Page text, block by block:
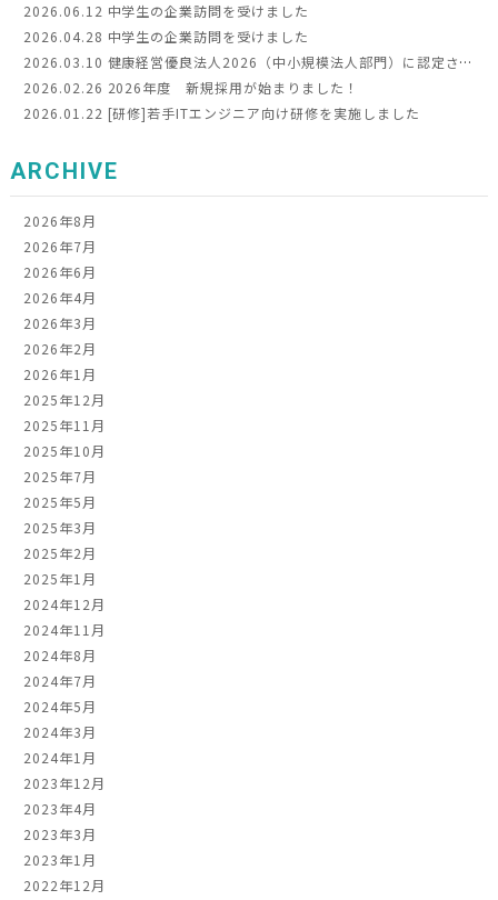
2026.06.12 中学生の企業訪問を受けました
2026.04.28 中学生の企業訪問を受けました
2026.03.10 健康経営優良法人2026（中小規模法人部門）に認定されました
2026.02.26 2026年度 新規採用が始まりました！
2026.01.22 [研修]若手ITエンジニア向け研修を実施しました
ARCHIVE
2026年8月
2026年7月
2026年6月
2026年4月
2026年3月
2026年2月
2026年1月
2025年12月
2025年11月
2025年10月
2025年7月
2025年5月
2025年3月
2025年2月
2025年1月
2024年12月
2024年11月
2024年8月
2024年7月
2024年5月
2024年3月
2024年1月
2023年12月
2023年4月
2023年3月
2023年1月
2022年12月